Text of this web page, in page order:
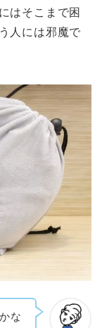
はそこまで困
人には邪魔で
な